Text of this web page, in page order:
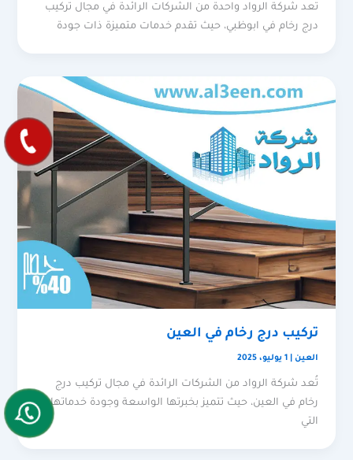
تعد شركة الرواد واحدة من الشركات الرائدة في مجال تركيب
درج رخام في ابوظبي، حيث تقدم خدمات متميزة ذات جودة
تركيب درج رخام في العين
العين |1 يوليو، 2025
تُعد شركة الرواد من الشركات الرائدة في مجال تركيب درج
رخام في العين، حيث تتميز بخبرتها الواسعة وجودة خدماتها
التي